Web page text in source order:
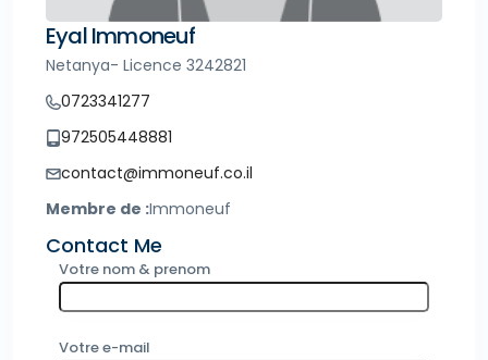
Eyal Immoneuf
Netanya- Licence 3242821
0723341277
972505448881
contact@immoneuf.co.il
Membre de :Immoneuf
Contact Me
Votre nom & prenom
Votre e-mail